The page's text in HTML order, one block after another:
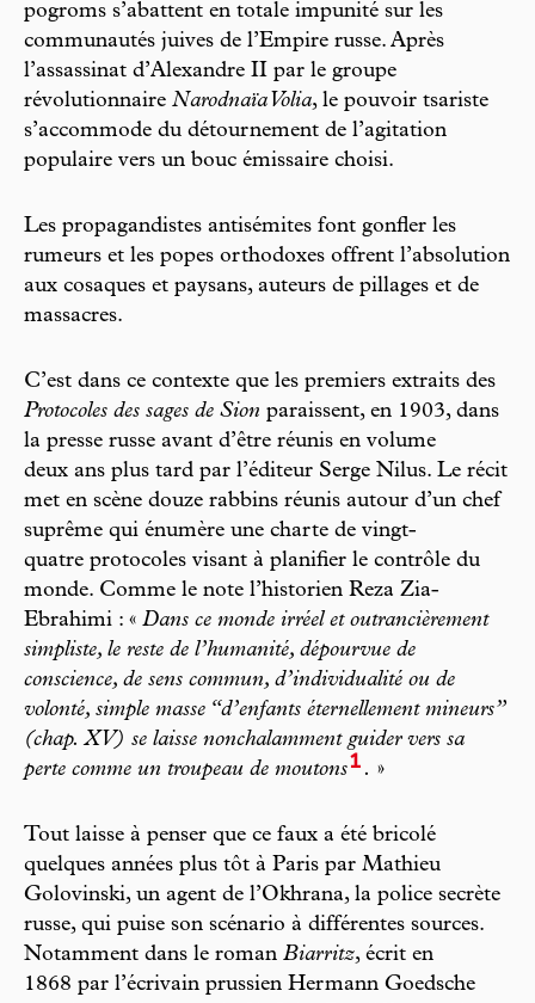
pogroms s’abattent en totale impunité sur les
communautés juives de l’Empire russe. Après
l’assassinat d’Alexandre II par le groupe
révolutionnaire Narodnaïa Volia, le pouvoir tsariste
s’accommode du détournement de l’agitation
populaire vers un bouc émissaire choisi.
Les propagandistes antisémites font gonfler les
rumeurs et les popes orthodoxes offrent l’absolution
aux cosaques et paysans, auteurs de pillages et de
massacres.
C’est dans ce contexte que les premiers extraits des
Protocoles des sages de Sion paraissent, en 1903, dans
la presse russe avant d’être réunis en volume
deux ans plus tard par l’éditeur Serge Nilus. Le récit
met en scène douze rabbins réunis autour d’un chef
suprême qui énumère une charte de vingt-
quatre protocoles visant à planifier le contrôle du
monde. Comme le note l’historien Reza Zia-
Ebrahimi : « Dans ce monde irréel et outrancièrement
simpliste, le reste de l’humanité, dépourvue de
conscience, de sens commun, d’individualité ou de
volonté, simple masse “d’enfants éternellement mineurs”
(chap. XV) se laisse nonchalamment guider vers sa
perte comme un troupeau de moutons1 . »
Tout laisse à penser que ce faux a été bricolé
quelques années plus tôt à Paris par Mathieu
Golovinski, un agent de l’Okhrana, la police secrète
russe, qui puise son scénario à différentes sources.
Notamment dans le roman Biarritz, écrit en
1868 par l’écrivain prussien Hermann Goedsche